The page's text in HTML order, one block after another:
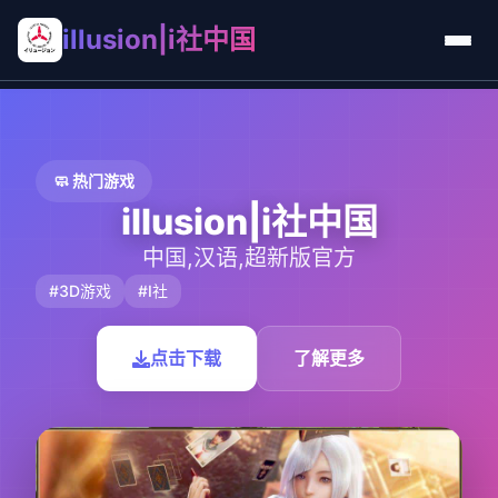
illusion|i社中国
🧼 热门游戏
illusion|i社中国
中国,汉语,超新版官方
#3D游戏 #I社
点击下载 了解更多